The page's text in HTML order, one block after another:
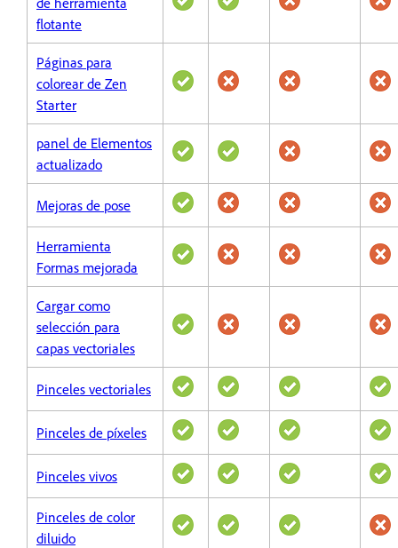
flotante
Páginas para
colorear de Zen
Starter
panel de Elementos
actualizado
Mejoras de pose
Herramienta
Formas mejorada
Cargar como
selección para
capas vectoriales
Pinceles vectoriales
Pinceles de píxeles
Pinceles vivos
Pinceles de color
diluido